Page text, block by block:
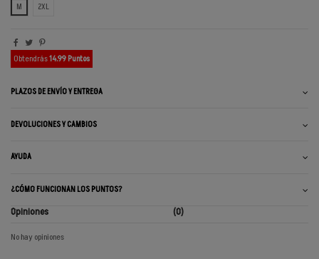
M
2XL
Obtendrás14.99 Puntos
PLAZOS DE ENVÍO Y ENTREGA
DEVOLUCIONES Y CAMBIOS
AYUDA
¿CÓMO FUNCIONAN LOS PUNTOS?
Opiniones (0)
No hay opiniones